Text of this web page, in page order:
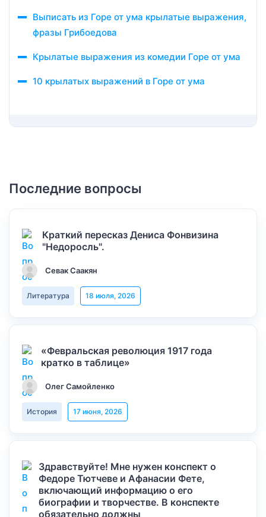
Выписать из Горе от ума крылатые выражения,
фразы Грибоедова
Крылатые выражения из комедии Горе от ума
10 крылатых выражений в Горе от ума
Последние вопросы
Краткий пересказ Дениса Фонвизина
"Недоросль".
Севак Саакян
Литература 18 июля, 2026
«Февральская революция 1917 года
кратко в таблице»
Олег Самойленко
История 17 июня, 2026
Здравствуйте! Мне нужен конспект о
Федоре Тютчеве и Афанасии Фете,
включающий информацию о его
биографии и творчестве. В конспекте
обязательно должны